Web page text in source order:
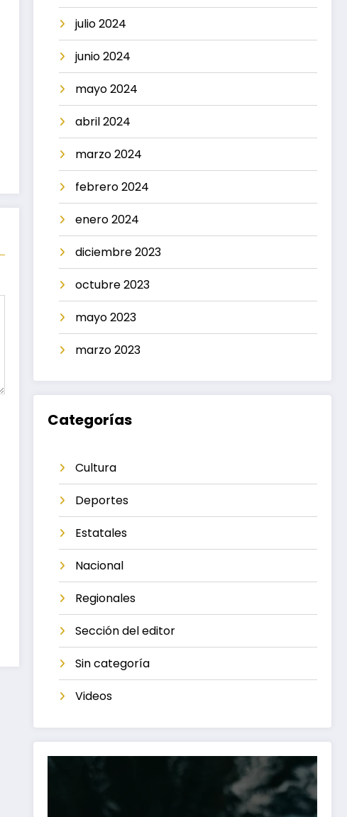
julio 2024
junio 2024
mayo 2024
abril 2024
marzo 2024
febrero 2024
enero 2024
diciembre 2023
octubre 2023
mayo 2023
marzo 2023
Categorías
Cultura
Deportes
Estatales
Nacional
Regionales
Sección del editor
Sin categoría
Videos